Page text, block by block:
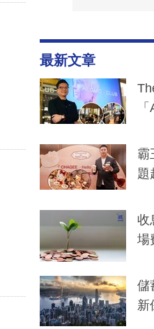
最新文章
分
霸
題
y
收
場
儲
新